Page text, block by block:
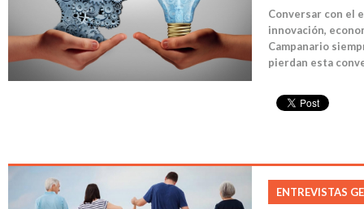
Conversar con el
innovación,
Campanario
pierdan esta
ENTREVISTAS